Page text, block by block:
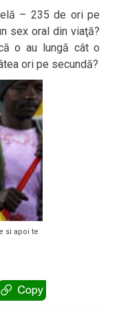
– 235 de ori pe
sex oral din viaţă?
o au lungă cât o
ori pe secundă?
si apoi te